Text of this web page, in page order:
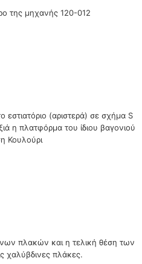
της μηχανής 120-012
εστιατόριο (αριστερά) σε σχήμα S
η πλατφόρμα του ίδιου βαγονιού
Κουλούρι
πλακών και η τελική θέση των
χαλύβδινες πλάκες.